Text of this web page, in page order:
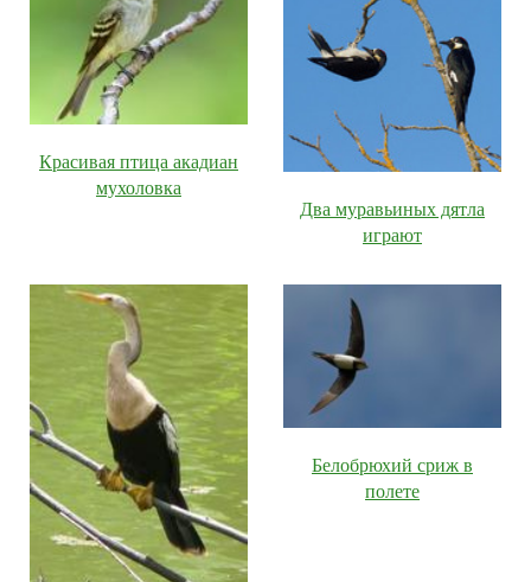
Красивая птица акадиан
мухоловка
Два муравьиных дятла
играют
Белобрюхий сриж в
полете